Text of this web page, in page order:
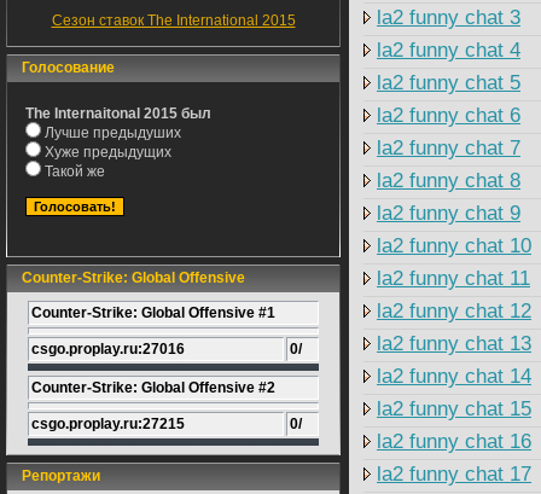
Сезон ставок The International 2015
Голосование
The Internaitonal 2015 был
Лучше предыдуших
Хуже предыдущих
Такой же
Counter-Strike: Global Offensive
Counter-Strike: Global Offensive #1
csgo.proplay.ru:27016 0/
Counter-Strike: Global Offensive #2
csgo.proplay.ru:27215 0/
Репортажи
la2 funny chat 3
la2 funny chat 4
la2 funny chat 5
la2 funny chat 6
la2 funny chat 7
la2 funny chat 8
la2 funny chat 9
la2 funny chat 10
la2 funny chat 11
la2 funny chat 12
la2 funny chat 13
la2 funny chat 14
la2 funny chat 15
la2 funny chat 16
la2 funny chat 17